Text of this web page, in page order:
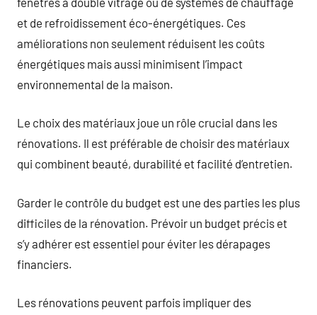
et de refroidissement éco-énergétiques. Ces
améliorations non seulement réduisent les coûts
énergétiques mais aussi minimisent l’impact
environnemental de la maison.
Le choix des matériaux joue un rôle crucial dans les
rénovations. Il est préférable de choisir des matériaux
qui combinent beauté, durabilité et facilité d’entretien.
Garder le contrôle du budget est une des parties les plus
difficiles de la rénovation. Prévoir un budget précis et
s’y adhérer est essentiel pour éviter les dérapages
financiers.
Les rénovations peuvent parfois impliquer des